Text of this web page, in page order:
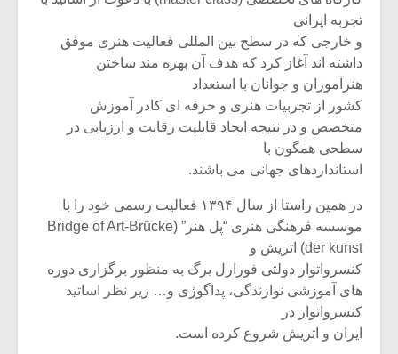
تجربه ایرانی
و خارجی که در سطح بین المللی فعالیت هنری موفق
داشته اند آغاز کرد که هدف آن بهره مند ساختن
هنرآموزان و جوانان با استعداد
کشور از تجربیات هنری و حرفه ای کادر آموزش
متخصص و در نتیجه ایجاد قابلیت رقابت و ارزیابی در
سطحی همگون با
استانداردهای جهانی می باشند.
در همین راستا از سال ۱۳۹۴ فعالیت رسمی خود را با
موسسه فرهنگی هنری “پل هنر” (Bridge of Art-Brücke
der kunst) اتریش و
کنسرواتوار دولتی فورارل برگ به منظور برگزاری دوره
های آموزشی نوازندگی، پداگوژی و… زیر نظر اساتید
کنسرواتوار در
ایران و اتریش شروع کرده است.
اگر نمی توانی
مشهورترین باشی،
بدنام ترین باش